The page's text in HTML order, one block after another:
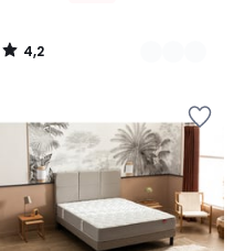
4,2
/